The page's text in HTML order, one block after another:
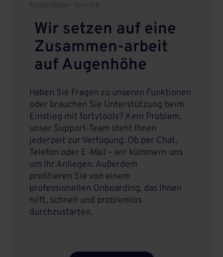
Kostenloser Service
Wir setzen auf eine
Zusammen-arbeit
auf Augenhöhe
Haben Sie Fragen zu unseren Funktionen
oder brauchen Sie Unterstützung beim
Einstieg mit fortytools? Kein Problem,
unser Support-Team steht Ihnen
jederzeit zur Verfügung. Ob per Chat,
Telefon oder E-Mail – wir kümmern uns
um Ihr Anliegen. Außerdem
profitieren Sie von einem
professionellen Onboarding, das Ihnen
hilft, schnell und problemlos
durchzustarten.